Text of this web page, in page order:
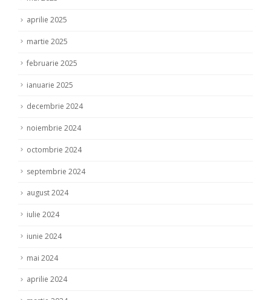
aprilie 2025
martie 2025
februarie 2025
ianuarie 2025
decembrie 2024
noiembrie 2024
octombrie 2024
septembrie 2024
august 2024
iulie 2024
iunie 2024
mai 2024
aprilie 2024